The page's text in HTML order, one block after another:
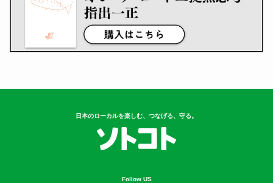
日本のローカルを楽しむ、つなげる、守る。
Follow US